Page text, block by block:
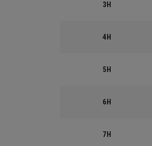
3H
4H
5H
6H
7H